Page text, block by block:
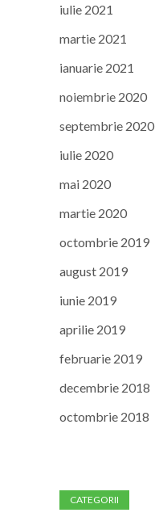
iulie 2021
martie 2021
ianuarie 2021
noiembrie 2020
septembrie 2020
iulie 2020
mai 2020
martie 2020
octombrie 2019
august 2019
iunie 2019
aprilie 2019
februarie 2019
decembrie 2018
octombrie 2018
CATEGORII